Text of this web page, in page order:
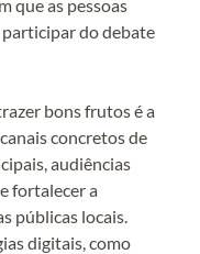
que as pessoas
do debate
bons frutos é a
concretos de
audiências
fortalecer a
públicas locais.
digitais, como